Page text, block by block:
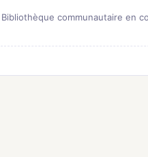
Bibliothèque communautaire en